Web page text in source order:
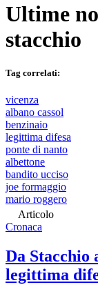
Ultime
stacchio
Tag correlati:
vicenza
albano cassol
benzinaio
legittima difesa
ponte di nanto
albettone
bandito ucciso
joe formaggio
mario roggero
Articolo
Cronaca
Da Stacchio
legittima